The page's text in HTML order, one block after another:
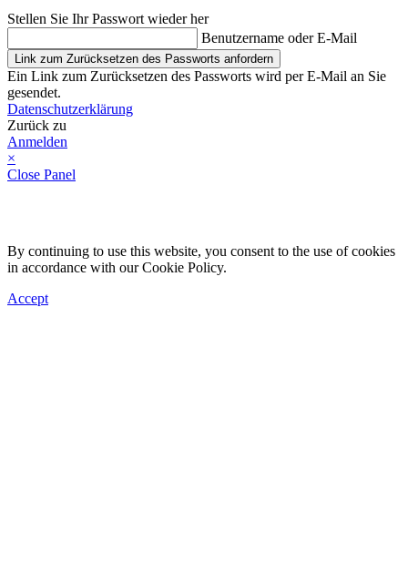
Stellen Sie Ihr Passwort wieder her
Benutzername oder E-Mail
Link zum Zurücksetzen des Passworts anfordern
Ein Link zum Zurücksetzen des Passworts wird per E-Mail an Sie
gesendet.
Datenschutzerklärung
Zurück zu
Anmelden
×
Close Panel
By continuing to use this website, you consent to the use of cookies
in accordance with our Cookie Policy.
Accept